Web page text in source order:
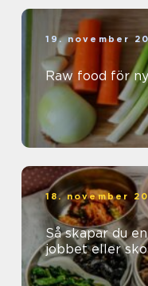
19. november
Raw food för
18. november
Så skapar du
jobbet eller